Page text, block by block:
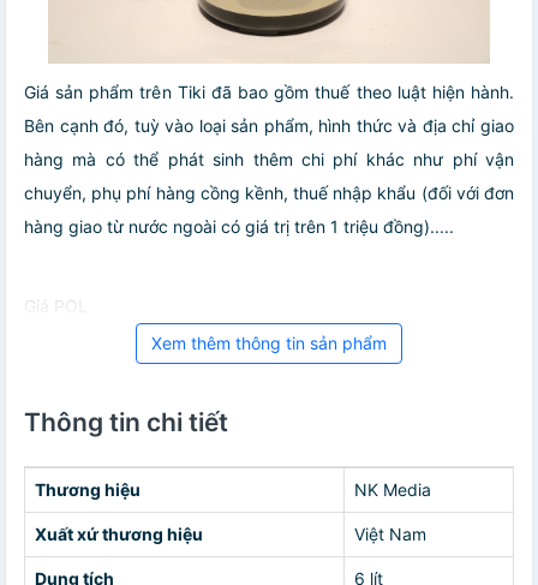
Giá sản phẩm trên Tiki đã bao gồm thuế theo luật hiện hành.
Bên cạnh đó, tuỳ vào loại sản phẩm, hình thức và địa chỉ giao
hàng mà có thể phát sinh thêm chi phí khác như phí vận
chuyển, phụ phí hàng cồng kềnh, thuế nhập khẩu (đối với đơn
hàng giao từ nước ngoài có giá trị trên 1 triệu đồng).....
Giá POL
Xem thêm thông tin sản phẩm
Thông tin chi tiết
Thương hiệu NK Media
Xuất xứ thương hiệu Việt Nam
Dung tích 6 lít